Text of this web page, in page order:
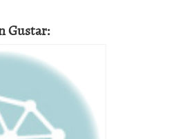
Gustar: